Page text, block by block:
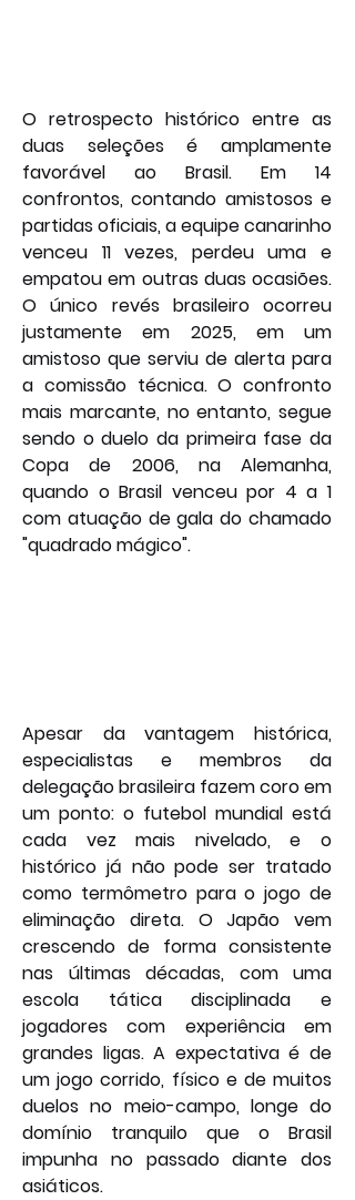
O retrospecto histórico entre as
duas seleções é amplamente
favorável ao Brasil. Em 14
confrontos, contando amistosos e
partidas oficiais, a equipe canarinho
venceu 11 vezes, perdeu uma e
empatou em outras duas ocasiões.
O único revés brasileiro ocorreu
justamente em 2025, em um
amistoso que serviu de alerta para
a comissão técnica. O confronto
mais marcante, no entanto, segue
sendo o duelo da primeira fase da
Copa de 2006, na Alemanha,
quando o Brasil venceu por 4 a 1
com atuação de gala do chamado
"quadrado mágico".
Apesar da vantagem histórica,
especialistas e membros da
delegação brasileira fazem coro em
um ponto: o futebol mundial está
cada vez mais nivelado, e o
histórico já não pode ser tratado
como termômetro para o jogo de
eliminação direta. O Japão vem
crescendo de forma consistente
nas últimas décadas, com uma
escola tática disciplinada e
jogadores com experiência em
grandes ligas. A expectativa é de
um jogo corrido, físico e de muitos
duelos no meio-campo, longe do
domínio tranquilo que o Brasil
impunha no passado diante dos
asiáticos.